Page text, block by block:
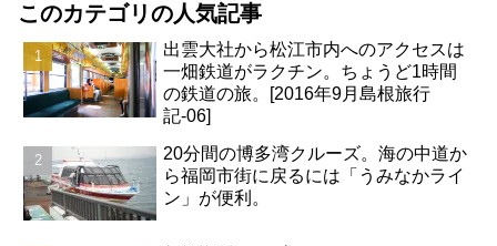
このカテゴリの人気記事
出雲大社から松江市内へのアクセスは
一畑鉄道がラクチン。ちょうど1時間
の鉄道の旅。[2016年9月島根旅行
記-06]
20分間の博多湾クルーズ。海の中道か
ら福岡市街に戻るには「うみなかライ
ン」が便利。